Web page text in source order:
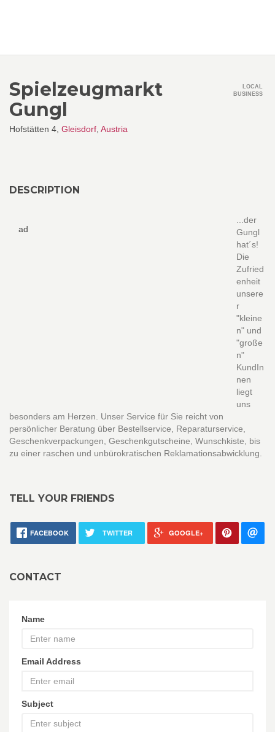
Spielzeugmarkt
Gungl
Hofstätten 4, Gleisdorf Austria
LOCAL
BUSINESS
DESCRIPTION
ad
...der
Gungl
hat´s!
Die
Zufried
enheit
unsere
r
"kleine
n" und
"große
n"
KundIn
nen
liegt
uns
besonders am Herzen. Unser Service für Sie reicht von
persönlicher Beratung über Bestellservice, Reparaturservice,
Geschenkverpackungen, Geschenkgutscheine, Wunschkiste, bis
zu einer raschen und unbürokratischen Reklamationsabwicklung.
TELL YOUR FRIENDS
FACEBOOK TWITTER GOOGLE+
CONTACT
Name
Email Address
Subject